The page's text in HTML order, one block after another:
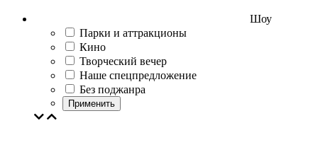
Шоу
Парки и аттракционы
Кино
Творческий вечер
Наше спецпредложение
Без поджанра
Применить